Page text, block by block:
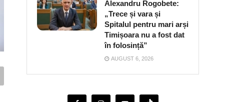
Alexandru Rogobete:
„Trece și vara și
Spitalul pentru mari arși
Timișoara nu a fost dat
în folosință”
AUGUST 6, 2026